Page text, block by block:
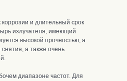
и длительный срок
излучателя, имеющий
высокой прочностью, а
а также очень
диапазоне частот. Для